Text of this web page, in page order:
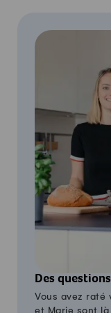
Des
Vous avez raté
et Marie sont